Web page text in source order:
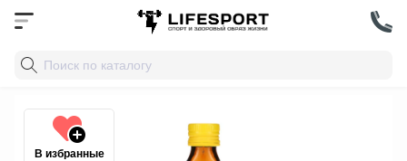
В избранные